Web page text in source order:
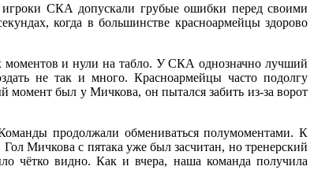
СКА допускали грубые ошибки перед своими
когда в большинстве красноармейцы здорово
моментов и нули на табло. У СКА однозначно лучший
не так и много. Красноармейцы часто подолгу
был у Мичкова, он пытался забить из-за ворот
продолжали обмениваться полумоментами. К
Мичкова с пятака уже был засчитан, но тренерский
чётко видно. Как и вчера, наша команда получила